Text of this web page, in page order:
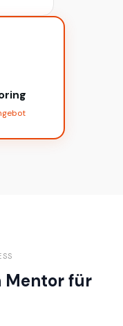
Mentor für